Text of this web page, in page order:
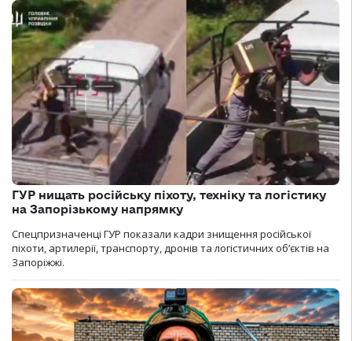
ГУР нищать російську піхоту, техніку та логістику
на Запорізькому напрямку
Спецпризначенці ГУР показали кадри знищення російської
піхоти, артилерії, транспорту, дронів та логістичних об’єктів на
Запоріжжі.